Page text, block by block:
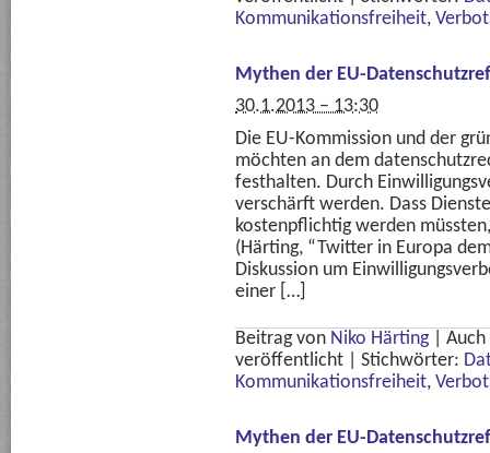
Kommunikationsfreiheit,
Mythen der EU-
30.1.2013 – 13:30
Die EU-Kommission und der
möchten an dem
festhalten. Durch
verschärft werden. Dass
kostenpflichtig werden
(Härting, “Twitter in Europa
Diskussion um
einer […]
Beitrag von Niko Härting
veröffentlicht
Stichwörter:
Kommunikationsfreiheit,
Mythen der EU-